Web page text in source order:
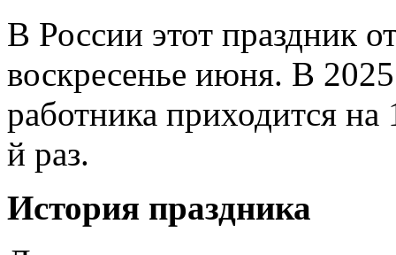
В России этот праздник
воскресенье июня. В
работника приходится
й раз.
История праздника